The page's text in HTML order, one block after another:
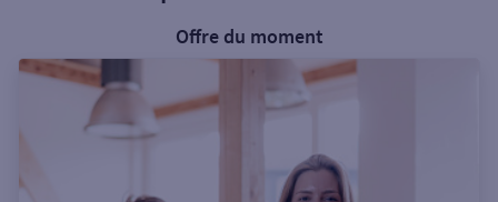
Offre du moment